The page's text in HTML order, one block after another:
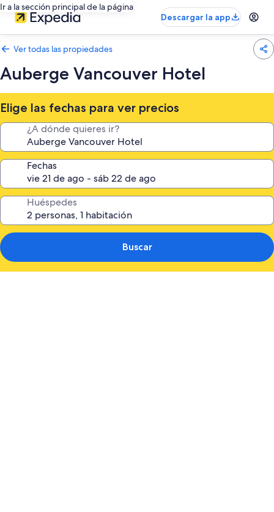
Ir a la sección principal de la página
Descargar la app
Ver todas las propiedades
Auberge Vancouver Hotel
Elige las fechas para ver precios
¿A dónde quieres ir?
Fechas
Huéspedes
Buscar